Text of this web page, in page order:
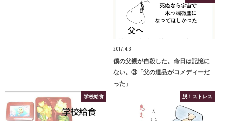
2017.4.3
僕の父親が自殺した。命日は記憶に
ない。③「父の遺品がコメディーだ
った」
学校給食 脱！ストレス